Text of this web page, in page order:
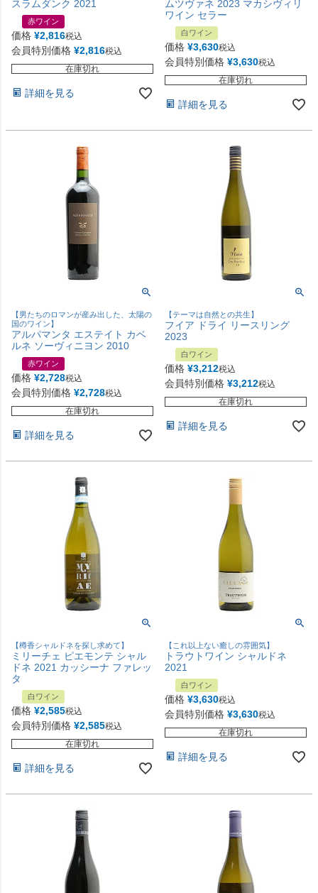
スラムダンク 2021
赤ワイン
価格 ¥2,816税込
会員特別価格 ¥2,816税込
在庫切れ
詳細を見る
ムツヴァネ 2023 マカシヴィリ
ワイン セラー
白ワイン
価格 ¥3,630税込
会員特別価格 ¥3,630税込
在庫切れ
詳細を見る
【男たちのロマンが産み出した、太陽の
国のワイン】
アルパマンタ エステイト カベ
ルネ ソーヴィニヨン 2010
赤ワイン
価格 ¥2,728税込
会員特別価格 ¥2,728税込
在庫切れ
詳細を見る
【テーマは自然との共生】
フイア ドライ リースリング
2023
白ワイン
価格 ¥3,212税込
会員特別価格 ¥3,212税込
在庫切れ
詳細を見る
【樽香シャルドネを探し求めて】
ミリーチェ ピエモンテ シャル
ドネ 2021 カッシーナ ファレッ
タ
白ワイン
価格 ¥2,585税込
会員特別価格 ¥2,585税込
在庫切れ
詳細を見る
【これ以上ない癒しの雰囲気】
トラウトワイン シャルドネ
2021
白ワイン
価格 ¥3,630税込
会員特別価格 ¥3,630税込
在庫切れ
詳細を見る